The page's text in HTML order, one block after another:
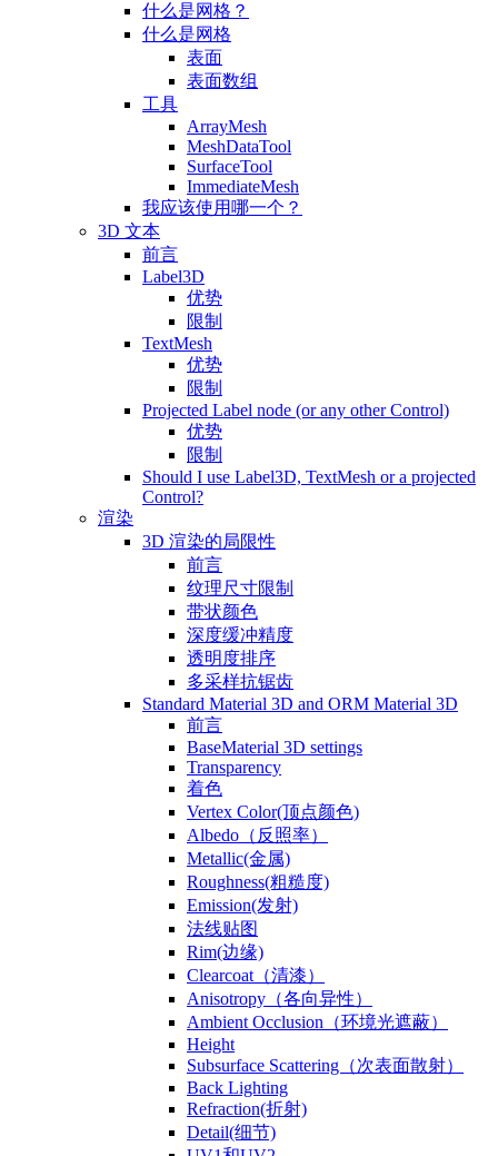
什么是网格？
什么是网格
表面
表面数组
工具
ArrayMesh
MeshDataTool
SurfaceTool
ImmediateMesh
我应该使用哪一个？
3D 文本
前言
Label3D
优势
限制
TextMesh
优势
限制
Projected Label node (or any other Control)
优势
限制
Should I use Label3D, TextMesh or a projected
Control?
渲染
3D 渲染的局限性
前言
纹理尺寸限制
带状颜色
深度缓冲精度
透明度排序
多采样抗锯齿
Standard Material 3D and ORM Material 3D
前言
BaseMaterial 3D settings
Transparency
着色
Vertex Color(顶点颜色)
Albedo（反照率）
Metallic(金属)
Roughness(粗糙度)
Emission(发射)
法线贴图
Rim(边缘)
Clearcoat（清漆）
Anisotropy（各向异性）
Ambient Occlusion（环境光遮蔽）
Height
Subsurface Scattering（次表面散射）
Back Lighting
Refraction(折射)
Detail(细节)